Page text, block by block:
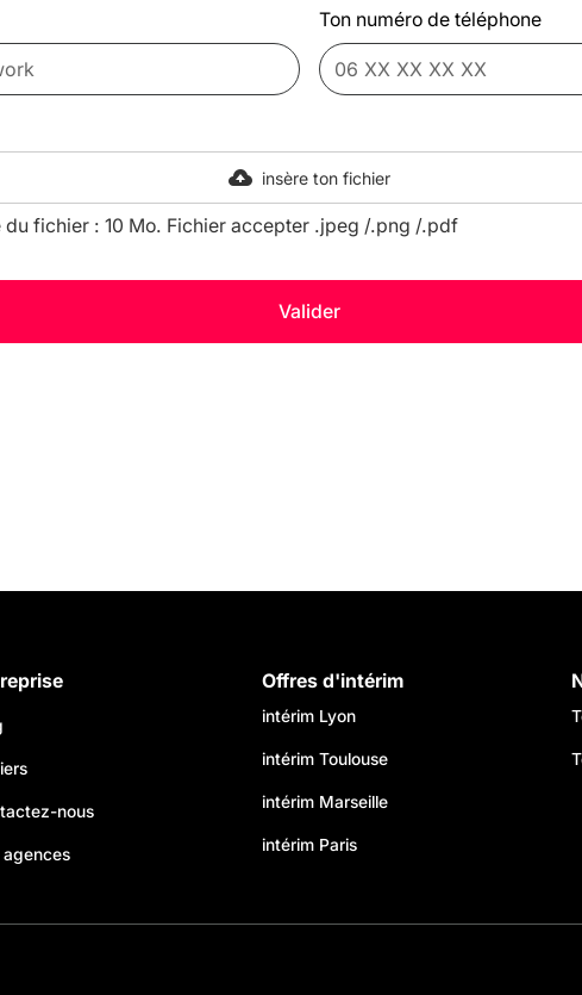
Ton numéro de téléphone
insère ton fichier
du fichier : 10 Mo. Fichier accepter .jpeg /.png /.pdf
nous
agences
Offres d'intérim
intérim Lyon
intérim Toulouse
intérim Marseille
intérim Paris